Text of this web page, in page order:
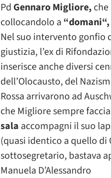
Pd Gennaro Migliore,
collocandolo a “domani“,
Nel suo intervento gonfio
giustizia, l’ex di
inserisce anche diversi
dell’Olocausto, del
Rossa arrivarono ad
che Migliore sempre
sala accompagni il suo
(quasi identico a quello di
sottosegretario, bastava
Manuela D’Alessandro